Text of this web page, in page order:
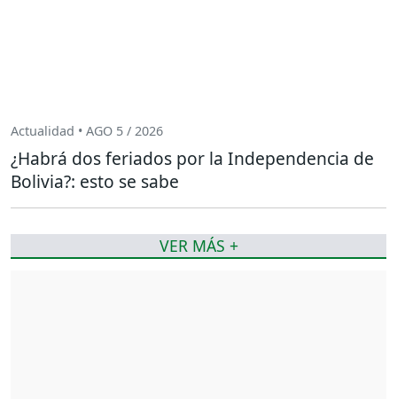
Actualidad • AGO 5 / 2026
¿Habrá dos feriados por la Independencia de
Bolivia?: esto se sabe
VER MÁS +